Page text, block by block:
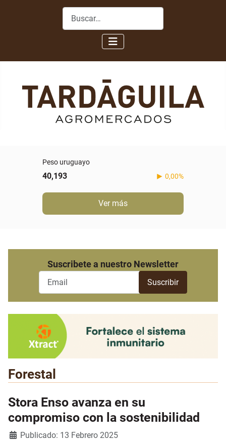
Buscar
Peso uruguayo
40,193 0,00%
Ver más
Suscribete a nuestro Newsletter
Forestal
Stora Enso avanza en su
compromiso con la sostenibilidad
Detalles
Publicado: 13 Febrero 2025